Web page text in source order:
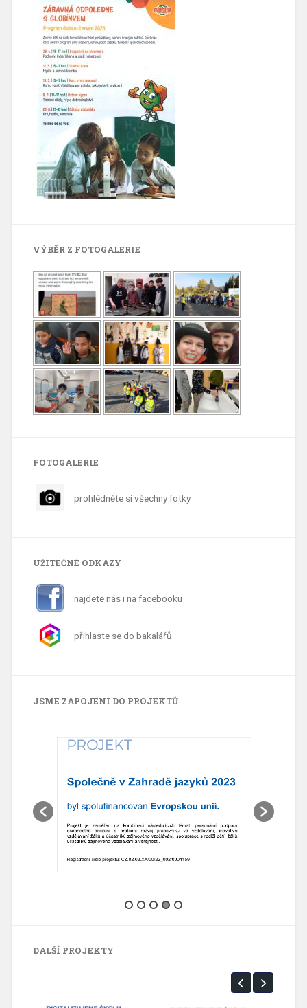
VÝBĚR Z FOTOGALERIE
FOTOGALERIE
prohlédněte si všechny fotky
UŽITEČNÉ ODKAZY
najdete nás i na facebooku
přihlaste se do bakalářů
JSME ZAPOJENI DO PROJEKTŮ
DALŠÍ PROJEKTY